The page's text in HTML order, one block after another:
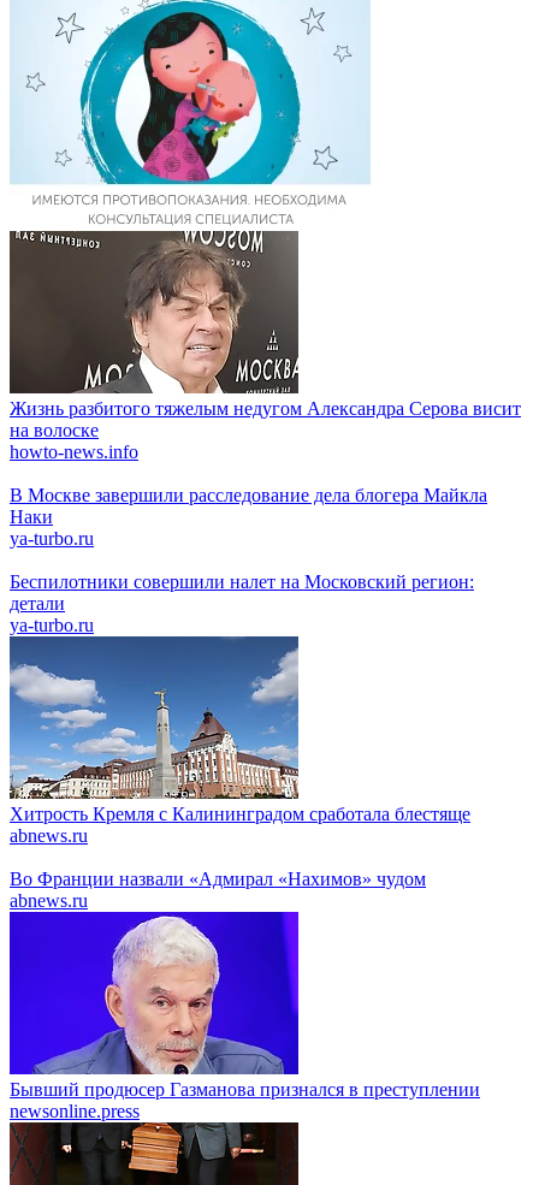
Жизнь разбитого тяжелым недугом Александра Серова висит
на волоске
howto-news.info
В Москве завершили расследование дела блогера Майкла
Наки
ya-turbo.ru
Беспилотники совершили налет на Московский регион:
детали
ya-turbo.ru
Хитрость Кремля с Калининградом сработала блестяще
abnews.ru
Во Франции назвали «Адмирал «Нахимов» чудом
abnews.ru
Бывший продюсер Газманова признался в преступлении
newsonline.press